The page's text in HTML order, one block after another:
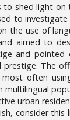
shed light
to
the use of
aimed to
and
The
often
urban
consider